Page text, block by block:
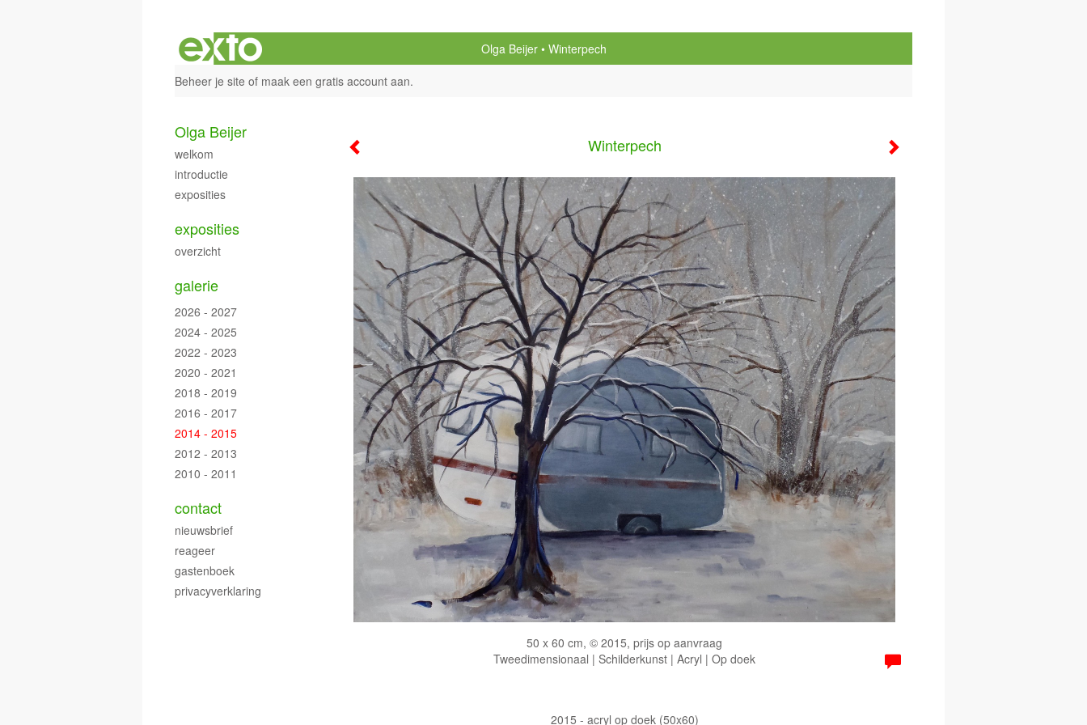
Olga Beijer
Winterpech
Beheer je site of maak een gratis account aan.
Winterpech
50 x 60 cm, © 2015, prijs op aanvraag
Tweedimensionaal | Schilderkunst | Acryl | Op doek
2015 - acryl op doek (50x60)
Olga Beijer
welkom
introductie
exposities
exposities
overzicht
galerie
2026 - 2027
2024 - 2025
2022 - 2023
2020 - 2021
2018 - 2019
2016 - 2017
2014 - 2015
2012 - 2013
2010 - 2011
contact
nieuwsbrief
reageer
gastenboek
privacyverklaring